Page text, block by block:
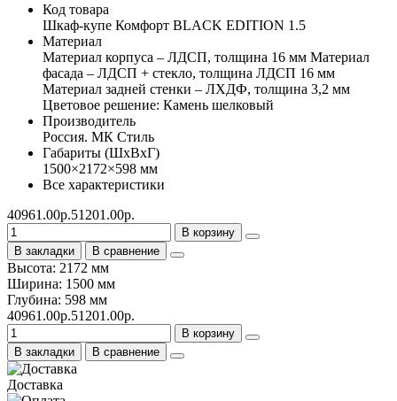
Код товара
Шкаф-купе Комфорт BLACK EDITION 1.5
Материал
Материал корпуса – ЛДСП, толщина 16 мм Материал
фасада – ЛДСП + стекло, толщина ЛДСП 16 мм
Материал задней стенки – ЛХДФ, толщина 3,2 мм
Цветовое решение: Камень шелковый
Производитель
Россия. МК Стиль
Габариты (ШхВхГ)
1500×2172×598 мм
Все характеристики
40961.00р.51201.00р.
В корзину
В закладки
В сравнение
Высота: 2172 мм
Ширина: 1500 мм
Глубина: 598 мм
40961.00р.51201.00р.
В корзину
В закладки
В сравнение
Доставка